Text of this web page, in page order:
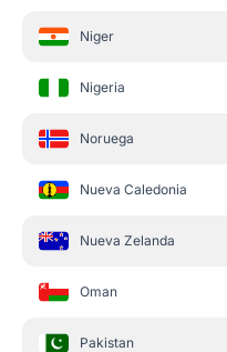
Niger
Nigeria
Noruega
Nueva Caledonia
Nueva Zelanda
Oman
Pakistan